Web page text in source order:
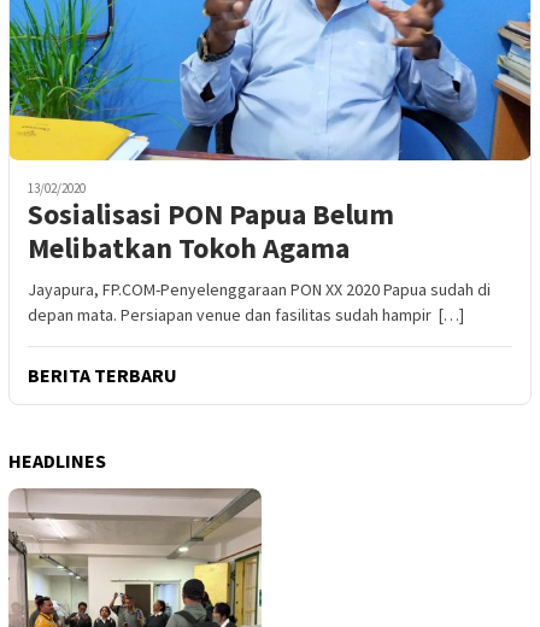
13/02/2020
Sosialisasi PON Papua Belum
Melibatkan Tokoh Agama
Jayapura, FP.COM-Penyelenggaraan PON XX 2020 Papua sudah di
depan mata. Persiapan venue dan fasilitas sudah hampir […]
BERITA TERBARU
HEADLINES